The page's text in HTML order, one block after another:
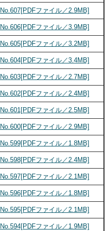
No.607[PDFファイル／2.9MB]
No.606[PDFファイル／3.9MB]
No.605[PDFファイル／3.2MB]
No.604[PDFファイル／3.4MB]
No.603[PDFファイル／2.7MB]
No.602[PDFファイル／2.4MB]
No.601[PDFファイル／2.5MB]
No.600[PDFファイル／2.9MB]
No.599[PDFファイル／1.8MB]
No.598[PDFファイル／2.4MB]
No.597[PDFファイル／2.1MB]
No.596[PDFファイル／1.8MB]
No.595[PDFファイル／2.1MB]
No.594[PDFファイル／1.9MB]